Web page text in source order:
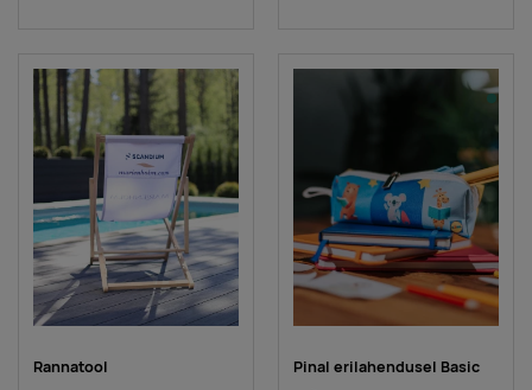
Rannatool Pinal erilahendusel Basic